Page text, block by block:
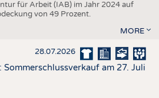
für Arbeit (IAB) im Jahr 2024 auf
von 49 Prozent.
MORE
28.07.2026
Sommerschlussverkauf am 27. Juli